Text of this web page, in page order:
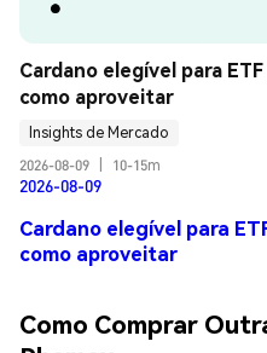
Cardano elegível para
como aproveitar
Insights de Mercado
2026-08-09
10-15m
2026-08-09
Cardano elegível para
como aproveitar
Como Comprar